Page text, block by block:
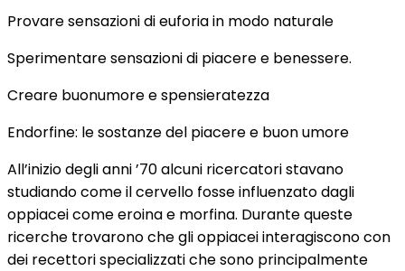
Provare sensazioni di euforia in modo naturale
Sperimentare sensazioni di piacere e benessere.
Creare buonumore e spensieratezza
Endorfine: le sostanze del piacere e buon umore
All’inizio degli anni ’70 alcuni ricercatori stavano
studiando come il cervello fosse influenzato dagli
oppiacei come eroina e morfina. Durante queste
ricerche trovarono che gli oppiacei interagiscono con
dei recettori specializzati che sono principalmente